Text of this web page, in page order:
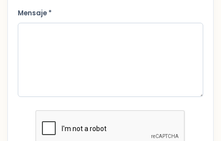
Mensaje *